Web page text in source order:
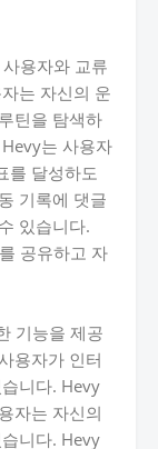
용자와 교류
는 자신의 운
틴을 탐색하
는 사용자
를 달성하도
기록에 댓글
있습니다.
공유하고 자
기능을 제공
용자가 인터
니다. Hevy
자는 자신의
니다. Hevy